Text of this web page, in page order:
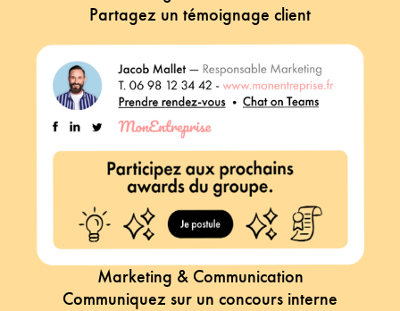
Partagez un témoignage client
Marketing & Communication
Communiquez sur un concours interne